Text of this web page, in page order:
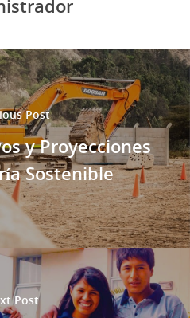
Post
y Proyecciones
Sostenible
Post